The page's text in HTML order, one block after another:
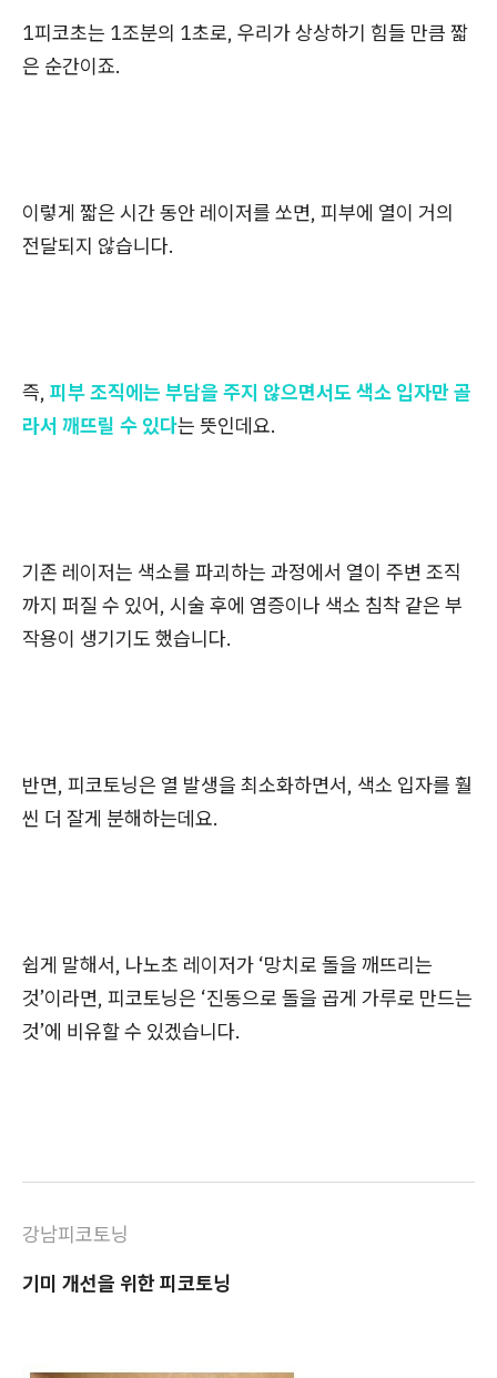
1피코초는 1조분의 1초로, 우리가 상상하기 힘들 만큼 짧
은 순간이죠.
이렇게 짧은 시간 동안 레이저를 쏘면, 피부에 열이 거의
전달되지 않습니다.
즉, 피부 조직에는 부담을 주지 않으면서도 색소 입자만 골
라서 깨뜨릴 수 있다는 뜻인데요.
기존 레이저는 색소를 파괴하는 과정에서 열이 주변 조직
까지 퍼질 수 있어, 시술 후에 염증이나 색소 침착 같은 부
작용이 생기기도 했습니다.
반면, 피코토닝은 열 발생을 최소화하면서, 색소 입자를 훨
씬 더 잘게 분해하는데요.
쉽게 말해서, 나노초 레이저가 ‘망치로 돌을 깨뜨리는
것’이라면, 피코토닝은 ‘진동으로 돌을 곱게 가루로 만드는
것’에 비유할 수 있겠습니다.
강남피코토닝
기미 개선을 위한 피코토닝